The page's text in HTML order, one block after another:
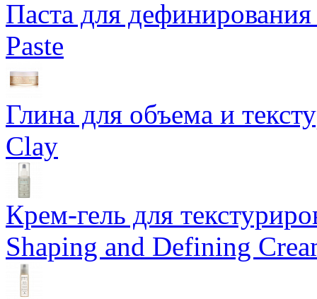
Паста для
Paste
Глина для объема и
Clay
Крем-гель для
Shaping and Defining